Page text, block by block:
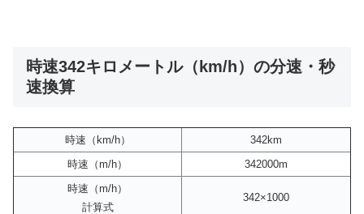
時速342キロメートル（km/h）の分速・秒
速換算
時速（km/h）
342km
時速（m/h）
342000m
時速（m/h）
計算式
342×1000